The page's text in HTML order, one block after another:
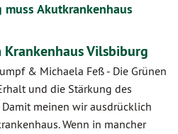
Akutkrankenhaus
Vilsbiburg
& Michaela Feß - Die Grünen
und die Stärkung des
meinen wir ausdrücklich
Wenn in mancher